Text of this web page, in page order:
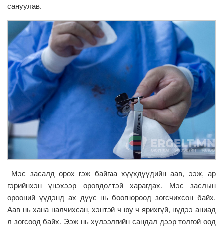
сануулав.
Мэс засалд орох гэж байгаа хүүхдүүдийн аав, ээж, ар
гэрийнхэн үнэхээр өрөвдөлтэй харагдах. Мэс заслын
өрөөний үүдэнд ах дүүс нь бөөгнөрөөд зогсчихсон байх.
Аав нь хана налчихсан, хэнтэй ч юу ч ярихгүй, нүдээ аниад
л зогсоод байх. Ээж нь хүлээлгийн сандал дээр толгой өөд